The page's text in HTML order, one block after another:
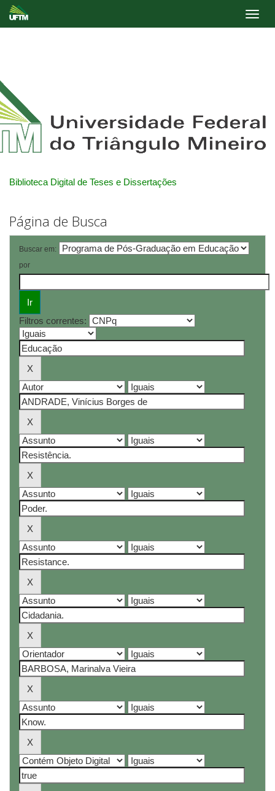
Biblioteca Digital de Teses e Dissertações
Página de Busca
Buscar em:
por
Filtros correntes: